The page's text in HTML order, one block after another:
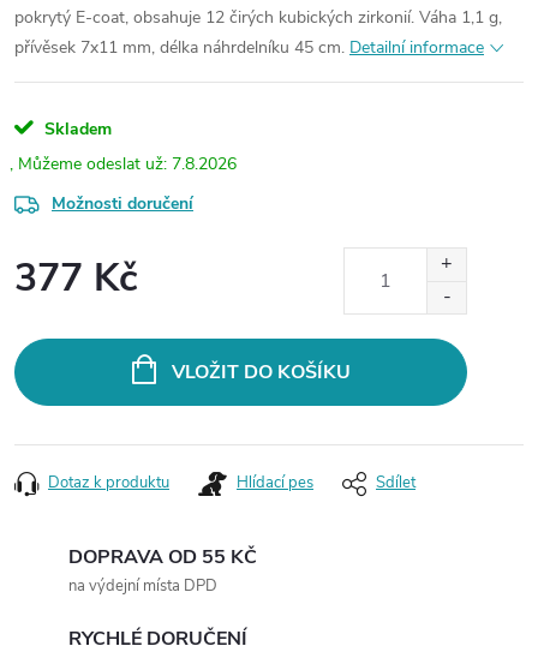
pokrytý E-coat, obsahuje 12 čirých kubických zirkonií. Váha 1,1 g,
přívěsek 7x11 mm, délka náhrdelníku 45 cm. Detailní informace
Skladem
7.8.2026
Možnosti doručení
377 Kč
VLOŽIT DO KOŠÍKU
Dotaz k produktu Hlídací pes Sdílet
DOPRAVA OD 55 KČ
na výdejní místa DPD
RYCHLÉ DORUČENÍ